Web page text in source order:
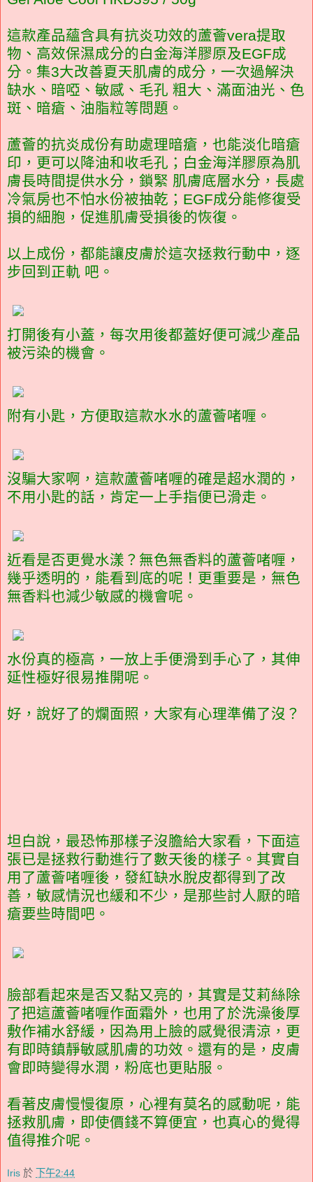
這款產品蘊含具有抗炎功效的蘆薈vera提取
物、高效保濕成分的白金海洋膠原及EGF成
分。集3大改善夏天肌膚的成分，一次過解決
缺水、暗啞、敏感、毛孔 粗大、滿面油光、色
斑、暗瘡、油脂粒等問題。
蘆薈的抗炎成份有助處理暗瘡，也能淡化暗瘡
印，更可以降油和收毛孔；白金海洋膠原為肌
膚長時間提供水分，鎖緊 肌膚底層水分，長處
冷氣房也不怕水份被抽乾；EGF成分能修復受
損的細胞，促進肌膚受損後的恢復。
以上成份，都能讓皮膚於這次拯救行動中，逐
步回到正軌 吧。
打開後有小蓋，每次用後都蓋好便可減少產品
被污染的機會。
附有小匙，方便取這款水水的蘆薈啫喱。
沒騙大家啊，這款蘆薈啫喱的確是超水潤的，
不用小匙的話，肯定一上手指便已滑走。
近看是否更覺水漾？無色無香料的蘆薈啫喱，
幾乎透明的，能看到底的呢！更重要是，無色
無香料也減少敏感的機會呢。
水份真的極高，一放上手便滑到手心了，其伸
延性極好很易推開呢。
好，說好了的爛面照，大家有心理準備了沒？
坦白說，最恐怖那樣子沒膽給大家看，下面這
張已是拯救行動進行了數天後的樣子。其實自
用了蘆薈啫喱後，發紅缺水脫皮都得到了改
善，敏感情況也緩和不少，是那些討人厭的暗
瘡要些時間吧。
臉部看起來是否又黏又亮的，其實是艾莉絲除
了把這蘆薈啫喱作面霜外，也用了於洗澡後厚
敷作補水舒緩，因為用上臉的感覺很清涼，更
有即時鎮靜敏感肌膚的功效。還有的是，皮膚
會即時變得水潤，粉底也更貼服。
看著皮膚慢慢復原，心裡有莫名的感動呢，能
拯救肌膚，即使價錢不算便宜，也真心的覺得
值得推介呢。
Iris 於 下午2:44